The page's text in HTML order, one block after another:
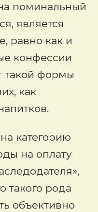
поминальный
является
равно как и
конфессии
такой формы
как
категорию
на оплату
такого рода
объективно